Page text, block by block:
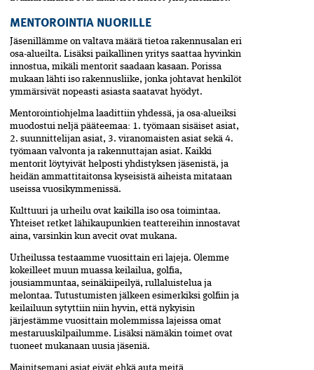
MENTOROINTIA NUORILLE
Jäsenillämme on valtava määrä tietoa rakennusalan eri
osa-alueilta. Lisäksi paikallinen yritys saattaa hyvinkin
innostua, mikäli mentorit saadaan kasaan. Porissa
mukaan lähti iso rakennusliike, jonka johtavat henkilöt
ymmärsivät nopeasti asiasta saatavat hyödyt.
Mentorointiohjelma laadittiin yhdessä, ja osa-alueiksi
muodostui neljä pääteemaa: 1. työmaan sisäiset asiat,
2. suunnittelijan asiat, 3. viranomaisten asiat sekä 4.
työmaan valvonta ja rakennuttajan asiat. Kaikki
mentorit löytyivät helposti yhdistyksen jäsenistä, ja
heidän ammattitaitonsa kyseisistä aiheista mitataan
useissa vuosikymmenissä.
Kulttuuri ja urheilu ovat kaikilla iso osa toimintaa.
Yhteiset retket lähikaupunkien teattereihin innostavat
aina, varsinkin kun avecit ovat mukana.
Urheilussa testaamme vuosittain eri lajeja. Olemme
kokeilleet muun muassa keilailua, golfia,
jousiammuntaa, seinäkiipeilyä, rullaluistelua ja
melontaa. Tutustumisten jälkeen esimerkiksi golfiin ja
keilailuun sytyttiin niin hyvin, että nykyisin
järjestämme vuosittain molemmissa lajeissa omat
mestaruuskilpailumme. Lisäksi nämäkin toimet ovat
tuoneet mukanaan uusia jäseniä.